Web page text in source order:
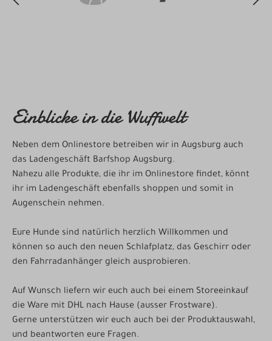
Einblicke in die Wuffwelt
Neben dem Onlinestore betreiben wir in Augsburg auch
das Ladengeschäft Barfshop Augsburg.
Nahezu alle Produkte, die ihr im Onlinestore findet, könnt
ihr im Ladengeschäft ebenfalls shoppen und somit in
Augenschein nehmen.
Eure Hunde sind natürlich herzlich Willkommen und
können so auch den neuen Schlafplatz, das Geschirr oder
den Fahrradanhänger gleich ausprobieren.
Auf Wunsch liefern wir euch auch bei einem Storeeinkauf
die Ware mit DHL nach Hause (ausser Frostware).
Gerne unterstützen wir euch auch bei der Produktauswahl,
und beantworten eure Fragen.